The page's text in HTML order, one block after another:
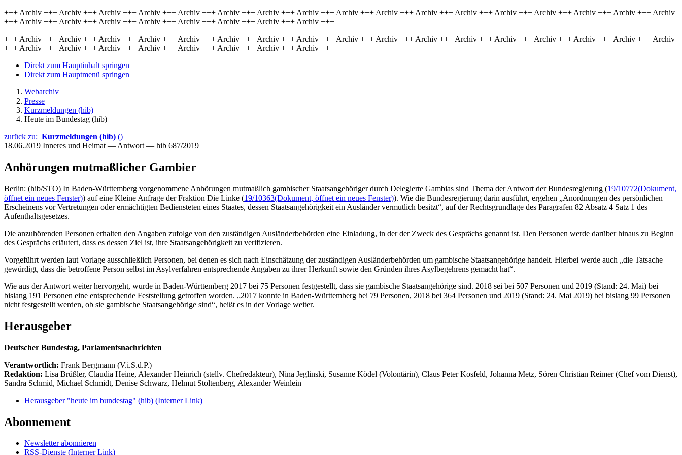
+++ Archiv +++ Archiv +++ Archiv +++ Archiv +++ Archiv +++ Archiv +++ Archiv +++ Archiv +++ Archiv +++ Archiv +++ Archiv +++ Archiv +++ Archiv +++ Archiv +++ Archiv +++ Archiv +++ Archiv
+++ Archiv +++ Archiv +++ Archiv +++ Archiv +++ Archiv +++ Archiv +++ Archiv +++ Archiv +++
+++ Archiv +++ Archiv +++ Archiv +++ Archiv +++ Archiv +++ Archiv +++ Archiv +++ Archiv +++ Archiv +++ Archiv +++ Archiv +++ Archiv +++ Archiv +++ Archiv +++ Archiv +++ Archiv +++ Archiv
+++ Archiv +++ Archiv +++ Archiv +++ Archiv +++ Archiv +++ Archiv +++ Archiv +++ Archiv +++
Direkt zum Hauptinhalt springen
Direkt zum Hauptmenü springen
Webarchiv
Presse
Kurzmeldungen (hib)
Heute im Bundestag (hib)
zurück zu: Kurzmeldungen (hib) ()
18.06.2019 Inneres und Heimat — Antwort — hib 687/2019
Anhörungen mutmaßlicher Gambier
Berlin: (hib/STO) In Baden-Württemberg vorgenommene Anhörungen mutmaßlich gambischer Staatsangehöriger durch Delegierte Gambias sind Thema der Antwort der Bundesregierung (19/10772(Dokument,
öffnet ein neues Fenster)) auf eine Kleine Anfrage der Fraktion Die Linke (19/10363(Dokument, öffnet ein neues Fenster)). Wie die Bundesregierung darin ausführt, ergehen „Anordnungen des persönlichen
Erscheinens vor Vertretungen oder ermächtigten Bediensteten eines Staates, dessen Staatsangehörigkeit ein Ausländer vermutlich besitzt“, auf der Rechtsgrundlage des Paragrafen 82 Absatz 4 Satz 1 des
Aufenthaltsgesetzes.
Die anzuhörenden Personen erhalten den Angaben zufolge von den zuständigen Ausländerbehörden eine Einladung, in der der Zweck des Gesprächs genannt ist. Den Personen werde darüber hinaus zu Beginn
des Gesprächs erläutert, dass es dessen Ziel ist, ihre Staatsangehörigkeit zu verifizieren.
Vorgeführt werden laut Vorlage ausschließlich Personen, bei denen es sich nach Einschätzung der zuständigen Ausländerbehörden um gambische Staatsangehörige handelt. Hierbei werde auch „die Tatsache
gewürdigt, dass die betroffene Person selbst im Asylverfahren entsprechende Angaben zu ihrer Herkunft sowie den Gründen ihres Asylbegehrens gemacht hat“.
Wie aus der Antwort weiter hervorgeht, wurde in Baden-Württemberg 2017 bei 75 Personen festgestellt, dass sie gambische Staatsangehörige sind. 2018 sei bei 507 Personen und 2019 (Stand: 24. Mai) bei
bislang 191 Personen eine entsprechende Feststellung getroffen worden. „2017 konnte in Baden-Württemberg bei 79 Personen, 2018 bei 364 Personen und 2019 (Stand: 24. Mai 2019) bei bislang 99 Personen
nicht festgestellt werden, ob sie gambische Staatsangehörige sind“, heißt es in der Vorlage weiter.
Herausgeber
Deutscher Bundestag, Parlamentsnachrichten
Verantwortlich: Frank Bergmann (V.i.S.d.P.)
Redaktion: Lisa Brüßler, Claudia Heine, Alexander Heinrich (stellv. Chefredakteur), Nina Jeglinski, Susanne Ködel (Volontärin), Claus Peter Kosfeld, Johanna Metz, Sören Christian Reimer (Chef vom Dienst),
Sandra Schmid, Michael Schmidt, Denise Schwarz, Helmut Stoltenberg, Alexander Weinlein
Herausgeber "heute im bundestag" (hib) (Interner Link)
Abonnement
Newsletter abonnieren
RSS-Dienste (Interner Link)